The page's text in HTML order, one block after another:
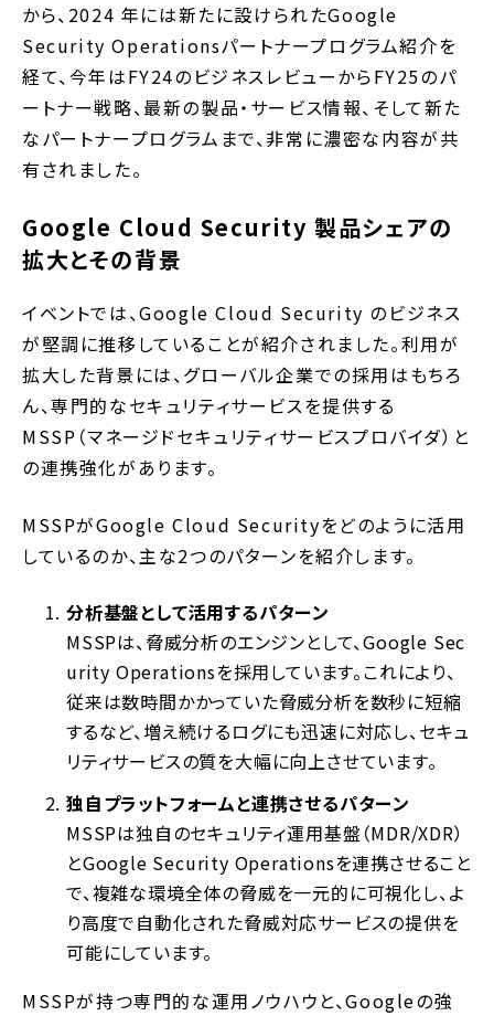
から、2024 年には新たに設けられたGoogle
Security Operationsパートナープログラム紹介を
経て、今年はFY24のビジネスレビューからFY25のパ
ートナー戦略、最新の製品・サービス情報、そして新た
なパートナープログラムまで、非常に濃密な内容が共
有されました。
Google Cloud Security 製品シェアの
拡大とその背景
イベントでは、Google Cloud Security のビジネス
が堅調に推移していることが紹介されました。利用が
拡大した背景には、グローバル企業での採用はもちろ
ん、専門的なセキュリティサービスを提供する
MSSP（マネージドセキュリティサービスプロバイダ）と
の連携強化があります。
MSSPがGoogle Cloud Securityをどのように活用
しているのか、主な2つのパターンを紹介します。
分析基盤として活用するパターン
MSSPは、脅威分析のエンジンとして、Google Sec
urity Operationsを採用しています。これにより、
従来は数時間かかっていた脅威分析を数秒に短縮
するなど、増え続けるログにも迅速に対応し、セキュ
リティサービスの質を大幅に向上させています。
独自プラットフォームと連携させるパターン
MSSPは独自のセキュリティ運用基盤（MDR/XDR）
とGoogle Security Operationsを連携させること
で、複雑な環境全体の脅威を一元的に可視化し、よ
り高度で自動化された脅威対応サービスの提供を
可能にしています。
MSSPが持つ専門的な運用ノウハウと、Googleの強